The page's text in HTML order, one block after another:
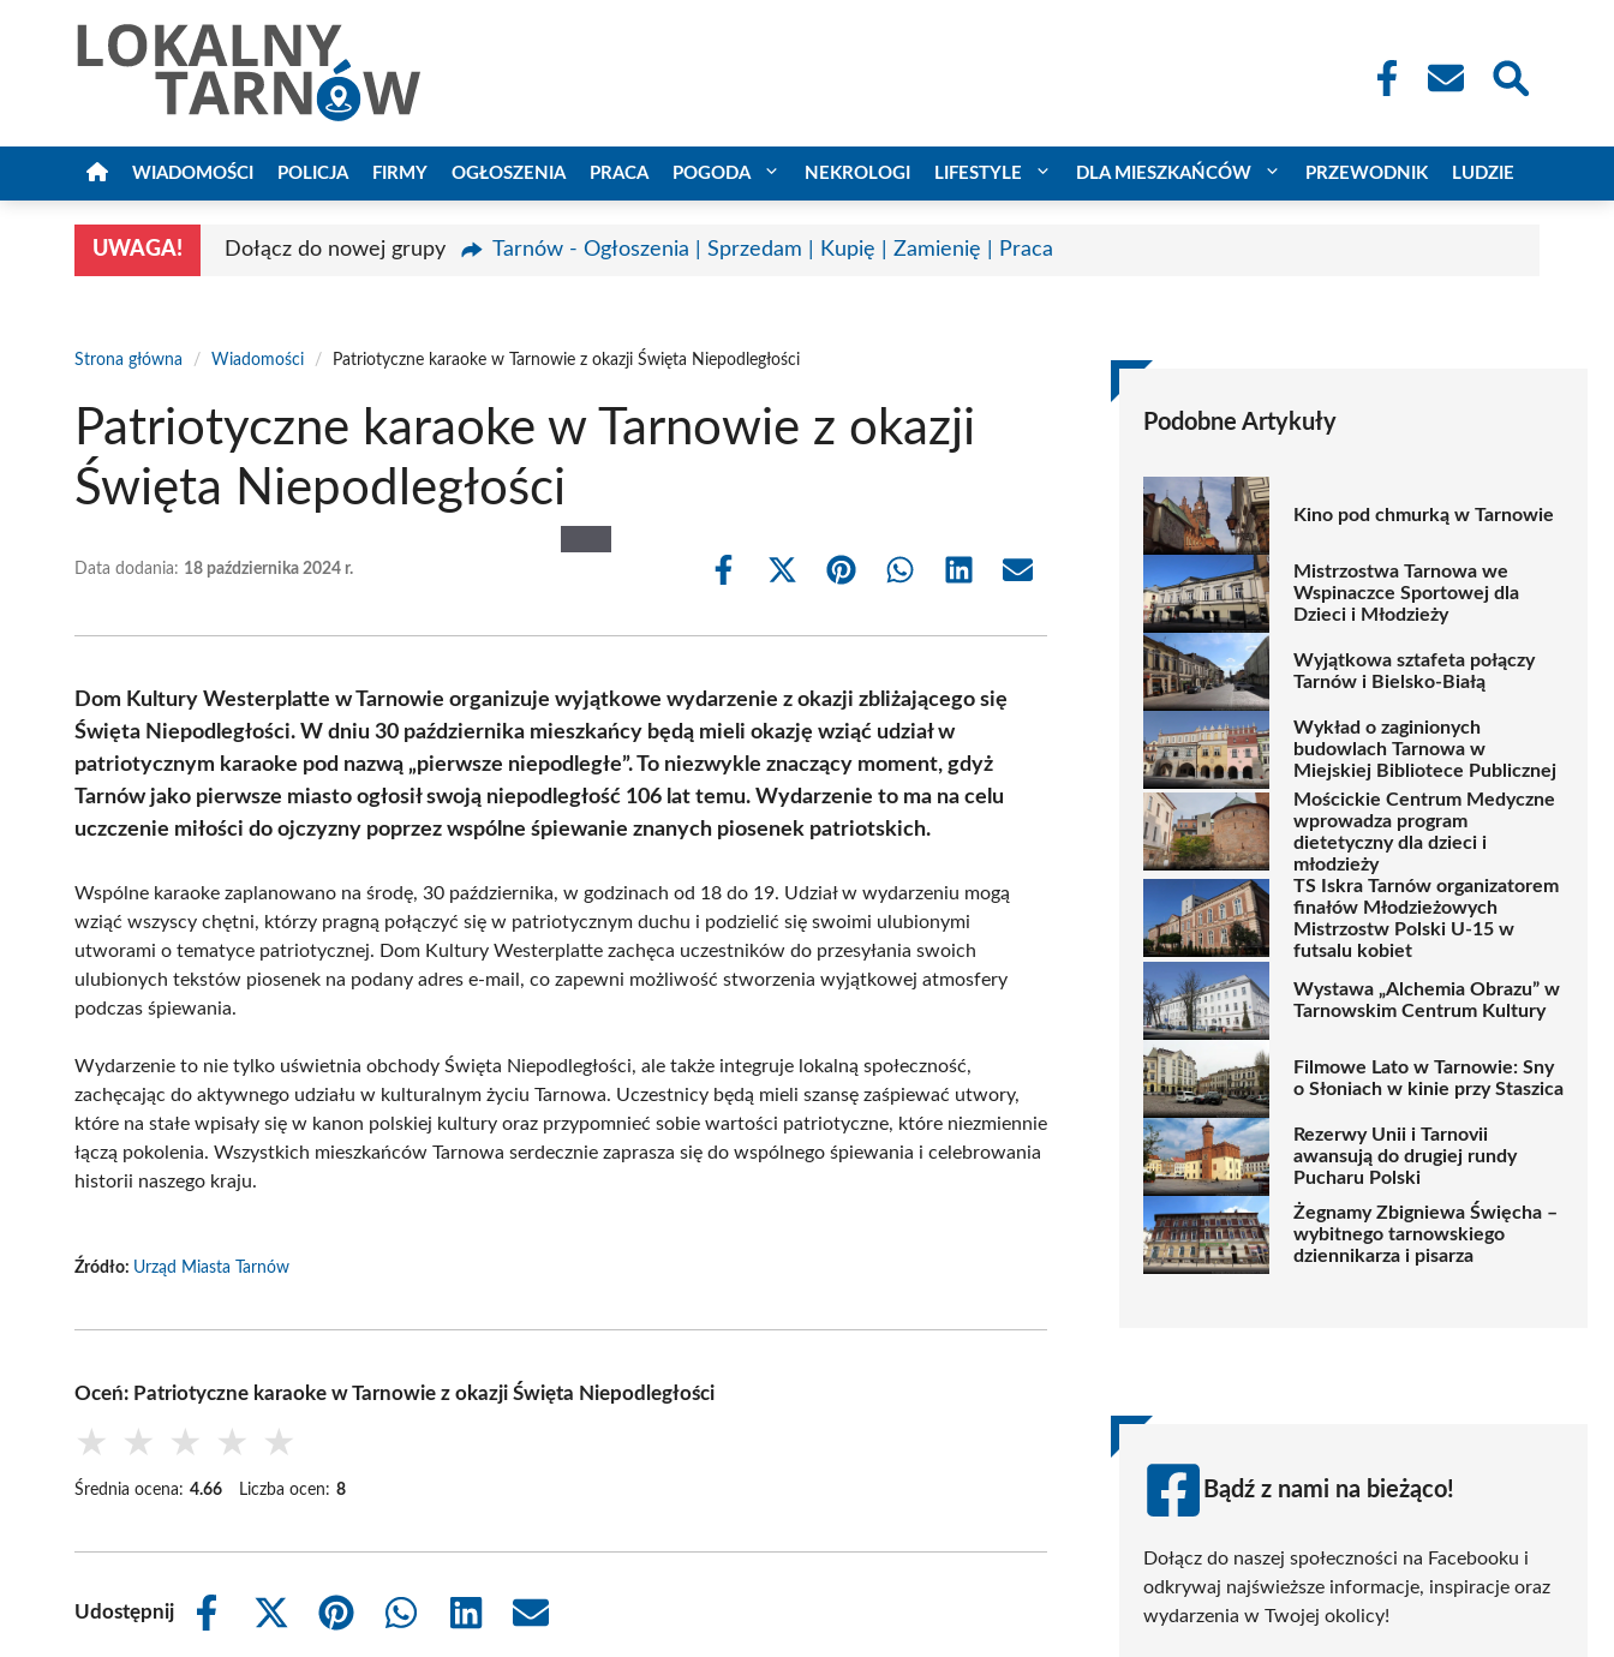
WIADOMOŚCI POLICJA FIRMY OGŁOSZENIA PRACA POGODA NEKROLOGI LIFESTYLE DLA MIESZKAŃCÓW PRZEWODNIK LUDZIE
UWAGA! Dołącz do nowej grupy Tarnów - Ogłoszenia | Sprzedam | Kupię | Zamienię | Praca
Strona główna / Wiadomości / Patriotyczne karaoke w Tarnowie z okazji Święta Niepodległości
Patriotyczne karaoke w Tarnowie z okazji
Święta Niepodległości
Data dodania: 18 października 2024 r.
Share
Share
(Twitter)
Share Share Share Share
Dom Kultury Westerplatte w Tarnowie organizuje wyjątkowe wydarzenie z okazji zbliżającego się
Święta Niepodległości. W dniu 30 października mieszkańcy będą mieli okazję wziąć udział w
patriotycznym karaoke pod nazwą „pierwsze niepodległe”. To niezwykle znaczący moment, gdyż
Tarnów jako pierwsze miasto ogłosił swoją niepodległość 106 lat temu. Wydarzenie to ma na celu
uczczenie miłości do ojczyzny poprzez wspólne śpiewanie znanych piosenek patriotskich.
Wspólne karaoke zaplanowano na środę, 30 października, w godzinach od 18 do 19. Udział w wydarzeniu mogą
wziąć wszyscy chętni, którzy pragną połączyć się w patriotycznym duchu i podzielić się swoimi ulubionymi
utworami o tematyce patriotycznej. Dom Kultury Westerplatte zachęca uczestników do przesyłania swoich
ulubionych tekstów piosenek na podany adres e-mail, co zapewni możliwość stworzenia wyjątkowej atmosfery
podczas śpiewania.
Wydarzenie to nie tylko uświetnia obchody Święta Niepodległości, ale także integruje lokalną społeczność,
zachęcając do aktywnego udziału w kulturalnym życiu Tarnowa. Uczestnicy będą mieli szansę zaśpiewać utwory,
które na stałe wpisały się w kanon polskiej kultury oraz przypomnieć sobie wartości patriotyczne, które niezmiennie
łączą pokolenia. Wszystkich mieszkańców Tarnowa serdecznie zaprasza się do wspólnego śpiewania i celebrowania
historii naszego kraju.
Źródło: Urząd Miasta Tarnów
Oceń: Patriotyczne karaoke w Tarnowie z okazji Święta Niepodległości
★ ★ ★ ★ ★
Średnia ocena: 4.66 Liczba ocen: 8
Udostępnij
Share
Share
Share
Share
Share
Share
Podobne Artykuły
Kino pod chmurką w Tarnowie
Mistrzostwa Tarnowa we
Wspinaczce Sportowej dla
Dzieci i Młodzieży
Wyjątkowa sztafeta połączy
Tarnów i Bielsko-Białą
Wykład o zaginionych
budowlach Tarnowa w
Miejskiej Bibliotece Publicznej
Mościckie Centrum Medyczne
wprowadza program
dietetyczny dla dzieci i
młodzieży
TS Iskra Tarnów organizatorem
finałów Młodzieżowych
Mistrzostw Polski U-15 w
futsalu kobiet
Wystawa „Alchemia Obrazu” w
Tarnowskim Centrum Kultury
Filmowe Lato w Tarnowie: Sny
o Słoniach w kinie przy Staszica
Rezerwy Unii i Tarnovii
awansują do drugiej rundy
Pucharu Polski
Żegnamy Zbigniewa Święcha –
wybitnego tarnowskiego
dziennikarza i pisarza
Bądź z nami na bieżąco!
Dołącz do naszej społeczności na Facebooku i
odkrywaj najświeższe informacje, inspiracje oraz
wydarzenia w Twojej okolicy!